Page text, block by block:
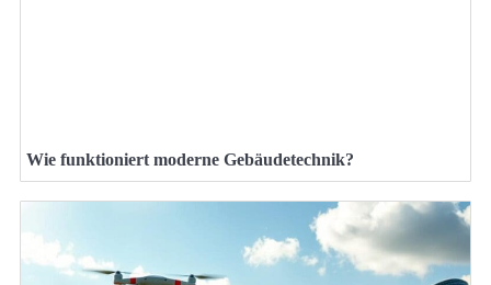
Wie funktioniert moderne Gebäudetechnik?